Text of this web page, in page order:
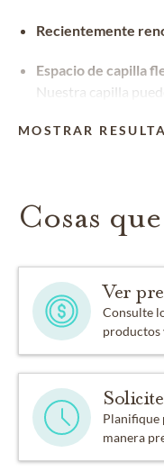
Recientemente
Espacio de capilla
Nuestra capilla
MOSTRAR
Cosas
Ver
Consulte
productos
Planifique
manera